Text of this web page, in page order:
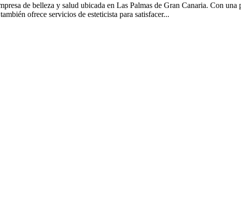
de belleza y salud ubicada en Las Palmas de Gran Canaria. Con
ofrece servicios de esteticista para satisfacer...